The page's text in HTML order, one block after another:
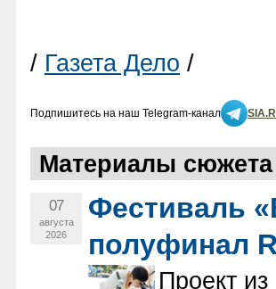
/ Газета Дело /
Подпишитесь на наш Telegram-канал
Материалы
07
августа
2026
Фестиваль
полуфинал
Проект